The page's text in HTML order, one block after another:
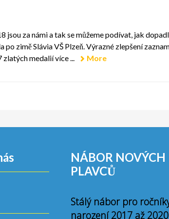
za námi a tak se můžeme podívat, jak
zimě Slávia VŠ Plzeň. Výrazné zlepšení
medalií více ...
More
NÁBOR NOVÝCH
PLAVCŮ
Stálý nábor pro
narození 2017 až 2020